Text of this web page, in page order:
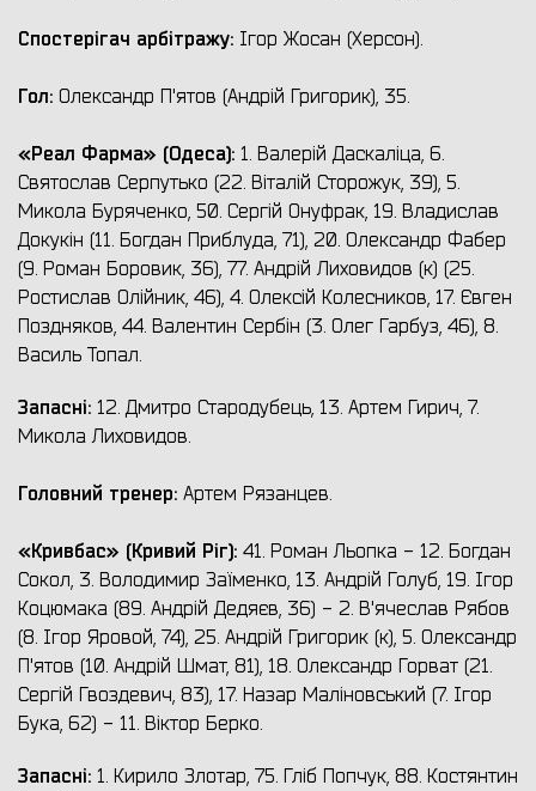
Спостерігач арбітражу: Ігор Жосан (Херсон).
Гол: Олександр П'ятов (Андрій Григорик), 35.
«Реал Фарма» (Одеса): 1. Валерій Даскаліца, 6.
Святослав Серпутько (22. Віталій Сторожук, 39), 5.
Микола Буряченко, 50. Сергій Онуфрак, 19. Владислав
Докукін (11. Богдан Приблуда, 71), 20. Олександр Фабер
(9. Роман Боровик, 36), 77. Андрій Лиховидов (к) (25.
Ростислав Олійник, 46), 4. Олексій Колесников, 17. Євген
Поздняков, 44. Валентин Сербін (3. Олег Гарбуз, 46), 8.
Василь Топал.
Запасні: 12. Дмитро Стародубець, 13. Артем Гирич, 7.
Микола Лиховидов.
Головний тренер: Артем Рязанцев.
«Кривбас» (Кривий Ріг): 41. Роман Льопка - 12. Богдан
Сокол, 3. Володимир Заїменко, 13. Андрій Голуб, 19. Ігор
Коцюмака (89. Андрій Дедяєв, 36) - 2. В'ячеслав Рябов
(8. Ігор Яровой, 74), 25. Андрій Григорик (к), 5. Олександр
П'ятов (10. Андрій Шмат, 81), 18. Олександр Горват (21.
Сергій Гвоздевич, 83), 17. Назар Маліновський (7. Ігор
Бука, 62) - 11. Віктор Берко.
Запасні: 1. Кирило Злотар, 75. Гліб Попчук, 88. Костянтин